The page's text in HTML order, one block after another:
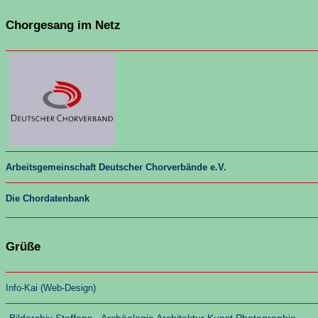
Chorgesang im Netz
Arbeitsgemeinschaft Deutscher Chorverbände e.V.
Die Chordatenbank
Grüße
Info-Kai (Web-Design)